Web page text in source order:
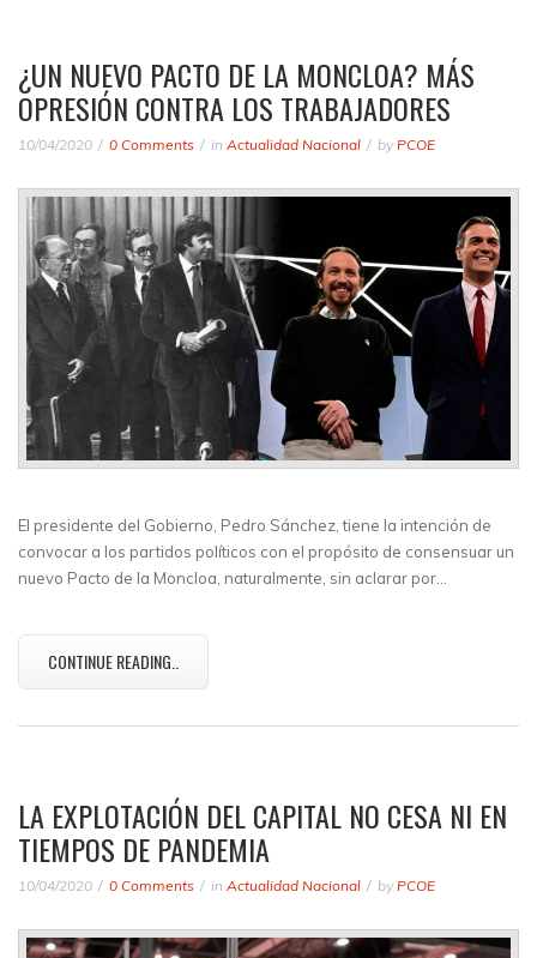
¿UN NUEVO PACTO DE LA MONCLOA? MÁS
OPRESIÓN CONTRA LOS TRABAJADORES
10/04/2020 0 Comments in Actualidad Nacional by PCOE
El presidente del Gobierno, Pedro Sánchez, tiene la intención de
convocar a los partidos políticos con el propósito de consensuar un
nuevo Pacto de la Moncloa, naturalmente, sin aclarar por…
CONTINUE READING..
LA EXPLOTACIÓN DEL CAPITAL NO CESA NI EN
TIEMPOS DE PANDEMIA
10/04/2020 0 Comments in Actualidad Nacional by PCOE